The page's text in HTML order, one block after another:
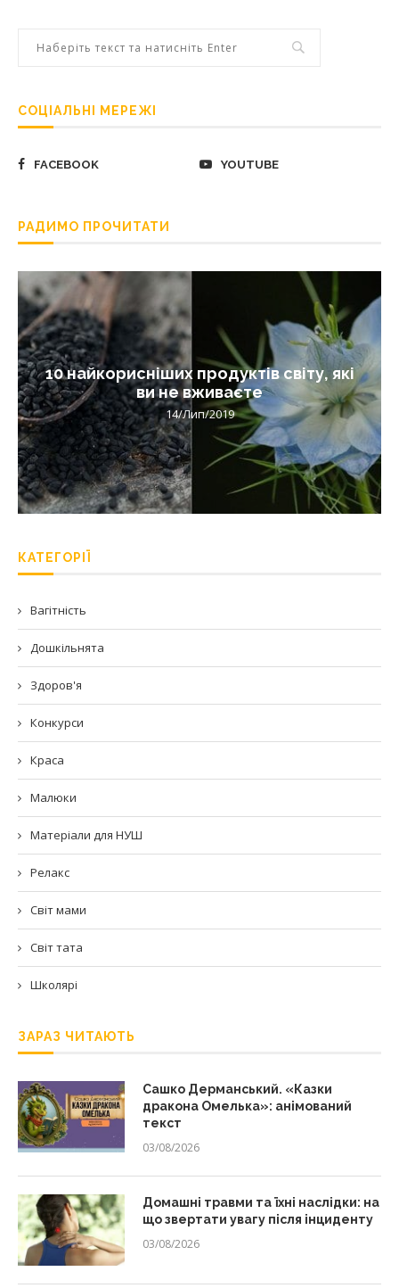
СОЦІАЛЬНІ МЕРЕЖІ
FACEBOOK YOUTUBE
РАДИМО ПРОЧИТАТИ
10 найкорисніших продуктів світу, які
ви не вживаєте
14/Лип/2019
КАТЕГОРІЇ
Вагітність
Дошкільнята
Здоров'я
Конкурси
Краса
Малюки
Матеріали для НУШ
Релакс
Світ мами
Світ тата
Школярі
ЗАРАЗ ЧИТАЮТЬ
Сашко Дерманський. «Казки
дракона Омелька»: анімований
текст
03/08/2026
Домашні травми та їхні наслідки: на
що звертати увагу після інциденту
03/08/2026